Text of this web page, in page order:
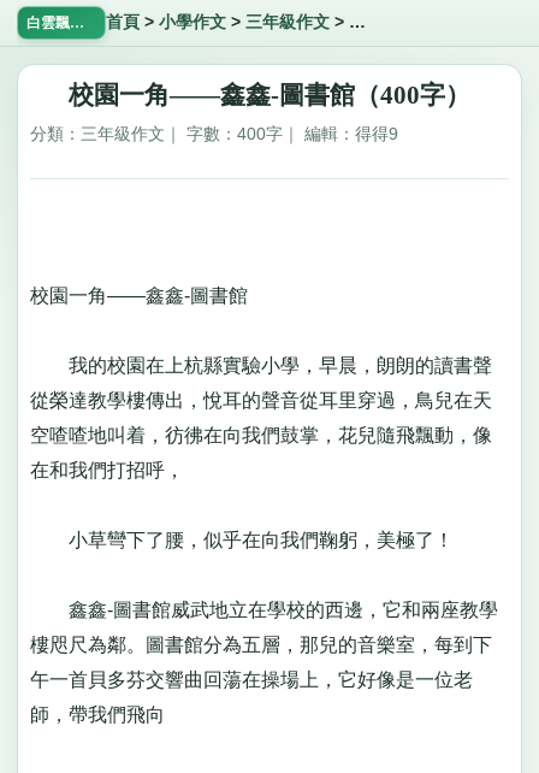
白雲飄飄網 首頁 >小學作文 >三年級作文 > 校園一角——鑫鑫-圖書
校園一角——鑫鑫-圖書館（400字）
分類：三年級作文｜ 字數：400字｜ 編輯：得得9
校園一角——鑫鑫-圖書館
我的校園在上杭縣實驗小學，早晨，朗朗的讀書聲
從榮達教學樓傳出，悅耳的聲音從耳里穿過，鳥兒在天
空喳喳地叫着，彷彿在向我們鼓掌，花兒隨飛飄動，像
在和我們打招呼，
小草彎下了腰，似乎在向我們鞠躬，美極了！
鑫鑫-圖書館威武地立在學校的西邊，它和兩座教學
樓咫尺為鄰。圖書館分為五層，那兒的音樂室，每到下
午一首貝多芬交響曲回蕩在操場上，它好像是一位老
師，帶我們飛向